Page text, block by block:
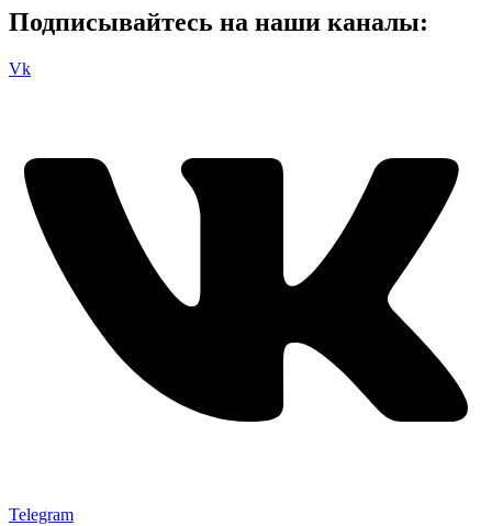
Подписывайтесь на наши каналы:
Vk
Telegram